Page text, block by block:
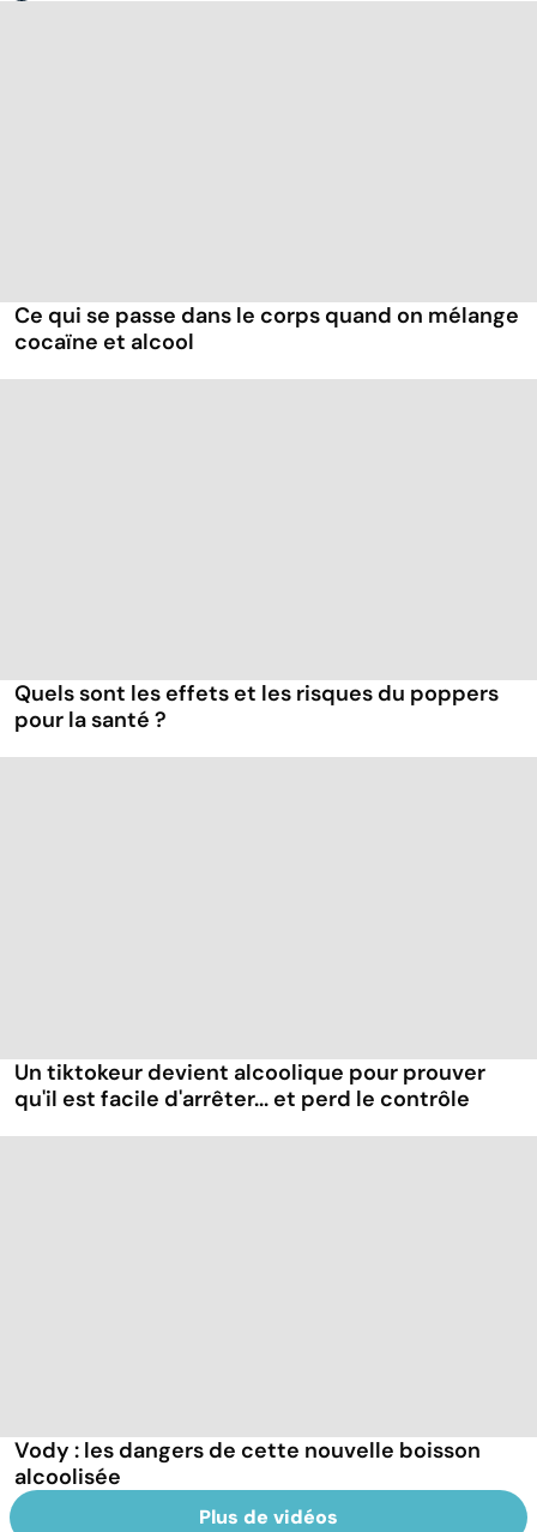
Ce qui se passe dans le corps quand on mélange
cocaïne et alcool
Quels sont les effets et les risques du poppers
pour la santé ?
Un tiktokeur devient alcoolique pour prouver
qu'il est facile d'arrêter... et perd le contrôle
Vody : les dangers de cette nouvelle boisson
alcoolisée
Plus de vidéos